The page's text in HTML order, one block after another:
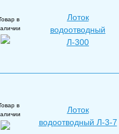
в
Лоток
водоотводный
Л-300
в
Лоток
водоотводный Л-3-7